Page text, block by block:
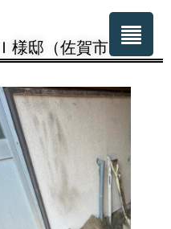
様邸（佐賀市）